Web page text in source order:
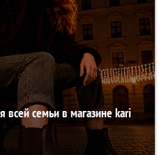
семьи в магазине kari